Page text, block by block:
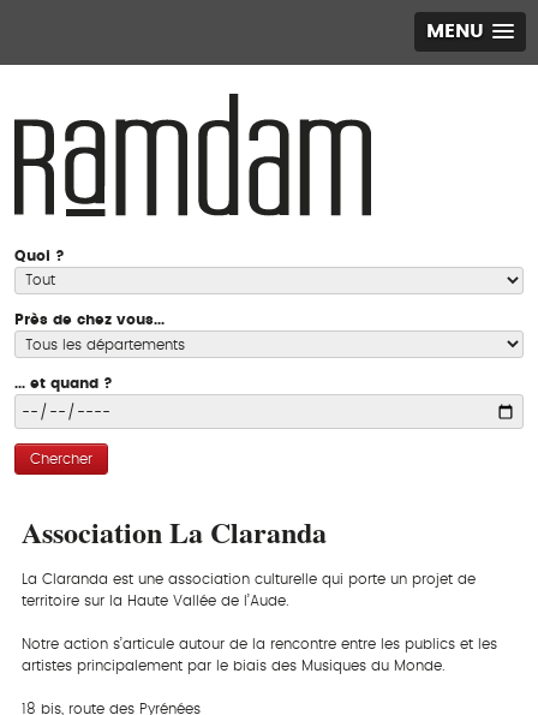
MENU
Quoi ?
Près de chez vous...
... et quand ?
Chercher
Association La Claranda
La Claranda est une association culturelle qui porte un projet de
territoire sur la Haute Vallée de l’Aude.
Notre action s’articule autour de la rencontre entre les publics et les
artistes principalement par le biais des Musiques du Monde.
18 bis, route des Pyrénées